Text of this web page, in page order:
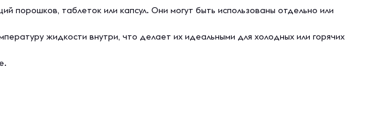
таблеток или капсул. Они могут быть использованы отдельно или
жидкости внутри, что делает их идеальными для холодных или горячих